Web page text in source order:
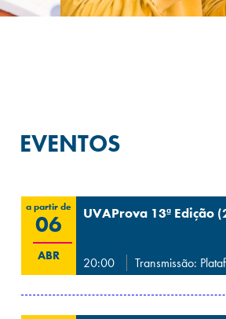
EVENTOS
a partir de
06
ABR
UVAProva 13ª Edição
20:00 Transmissão: